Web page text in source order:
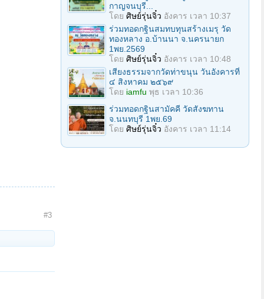
#3
กาญจนบุรี...
โดย ศิษย์รุ่นจิ๋ว อังคาร เวลา 10:37
ร่วมทอดกฐินสมทบทุนสร้างเมรุ วัด
ทองหลาง อ.บ้านนา จ.นครนายก
1พย.2569
โดย ศิษย์รุ่นจิ๋ว อังคาร เวลา 10:48
เสียงธรรมจากวัดท่าขนุน วันอังคารที่
๔ สิงหาคม ๒๕๖๙
โดย iamfu พุธ เวลา 10:36
ร่วมทอดกฐินสามัคคี วัดสังฆทาน
จ.นนทบุรี 1พย.69
โดย ศิษย์รุ่นจิ๋ว อังคาร เวลา 11:14